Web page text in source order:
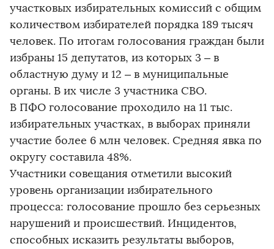
участковых избирательных комиссий с общим
количеством избирателей порядка 189 тысяч
человек. По итогам голосования граждан были
избраны 15 депутатов, из которых 3 – в
областную думу и 12 – в муниципальные
органы. В их числе 3 участника СВО.
В ПФО голосование проходило на 11 тыс.
избирательных участках, в выборах приняли
участие более 6 млн человек. Средняя явка по
округу составила 48%.
Участники совещания отметили высокий
уровень организации избирательного
процесса: голосование прошло без серьезных
нарушений и происшествий. Инцидентов,
способных исказить результаты выборов,